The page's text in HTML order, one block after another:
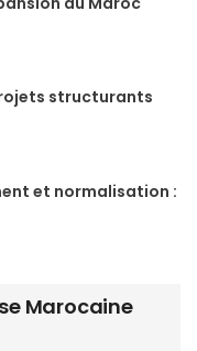
structurants
et normalisation :
Marocaine